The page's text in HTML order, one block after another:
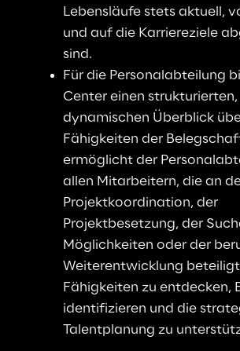
Lebensläufe stets aktuell,
und auf die Karriereziele
sind.
Für die Personalabteilung
Center einen strukturierten,
dynamischen Überblick
Fähigkeiten der
ermöglicht der
allen Mitarbeitern, die an
Projektkoordination, der
Projektbesetzung, der
Möglichkeiten oder der
Weiterentwicklung beteiligt
Fähigkeiten zu entdecken,
identifizieren und die
Talentplanung zu